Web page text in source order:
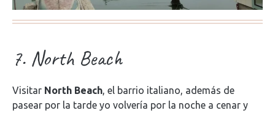
7. North Beach
Visitar North Beach, el barrio italiano, además de
pasear por la tarde yo volvería por la noche a cenar y